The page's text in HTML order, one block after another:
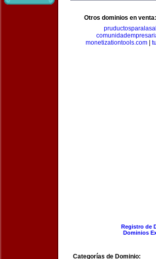
Otros dominios en venta:
monetizationtools.com|
Registro de
Dominios
Categorías de Dominio: